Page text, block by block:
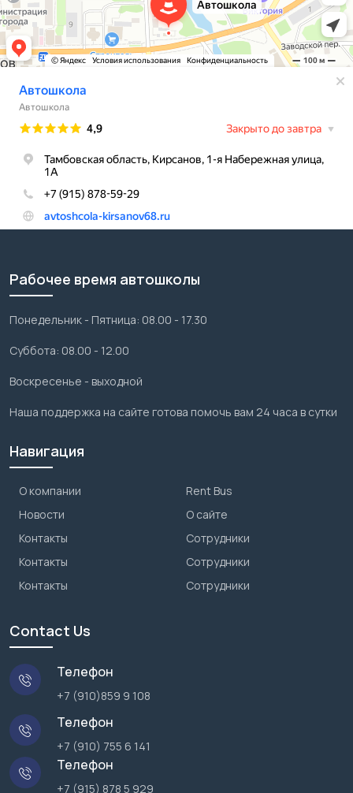
Рабочее время автошколы
Понедельник - Пятница: 08.00 - 17.30
Суббота: 08.00 - 12.00
Воскресенье - выходной
Наша поддержка на сайте готова помочь вам 24 часа в сутки
Навигация
О компании
Rent Bus
Новости
О сайте
Контакты
Сотрудники
Контакты
Сотрудники
Контакты
Сотрудники
Contact Us
Телефон
+7 (910)859 9 108
Телефон
+7 (910) 755 6 141
Телефон
+7 (915) 878 5 929